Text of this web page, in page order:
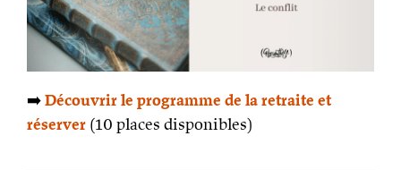
➡️Découvrir le programme de la retraite et
réserver (10 places disponibles)